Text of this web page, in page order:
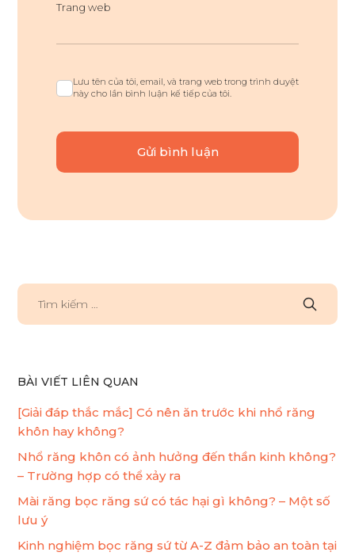
Trang web
Lưu tên của tôi, email, và trang web trong trình duyệt
này cho lần bình luận kế tiếp của tôi.
BÀI VIẾT LIÊN QUAN
[Giải đáp thắc mắc] Có nên ăn trước khi nhổ răng
khôn hay không?
Nhổ răng khôn có ảnh hưởng đến thần kinh không?
– Trường hợp có thể xảy ra
Mài răng bọc răng sứ có tác hại gì không? – Một số
lưu ý
Kinh nghiệm bọc răng sứ từ A-Z đảm bảo an toàn tại